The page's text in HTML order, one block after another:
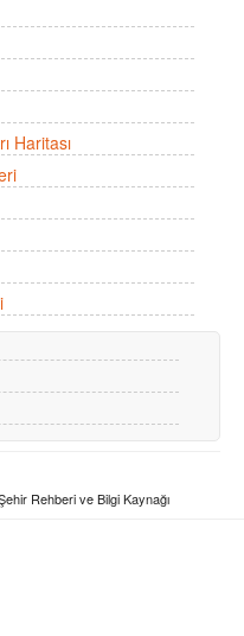
Haritası
Rehberi ve Bilgi Kaynağı